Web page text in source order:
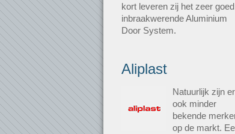
kort leveren zij het zeer goed
inbraakwerende Aluminium
Door System.
Aliplast
Natuurlijk zijn er
ook minder
bekende
op de markt.